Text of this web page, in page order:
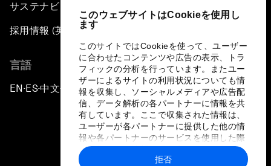
このウェブサイトはCookieを使用し
ます
このサイトではCookieを使って、ユーザー
に合わせたコンテンツや広告の表示、トラ
フィックの分析を行っています。またユー
ザーによるサイトの利用状況についても情
報を収集し、ソーシャルメディアや広告配
信、データ解析の各パートナーに情報を共
有しています。ここで収集された情報は、
ユーザーが各パートナーに提供した他の情
報や各パートナーのサービスを使用した際
に収集された情報と組み合わされ、各パー
トナーによって使用されることがありま
拒否
サステナビリティへの取り組み
採用情報 (英語のみ)
言語
EN ▪ ES▪中文▪ 日本語